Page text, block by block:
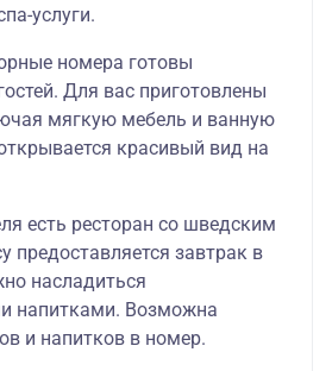
услуги.
номера готовы
Для вас приготовлены
мягкую мебель и ванную
красивый вид на
есть ресторан со шведским
предоставляется завтрак в
насладиться
напитками. Возможна
и напитков в номер.